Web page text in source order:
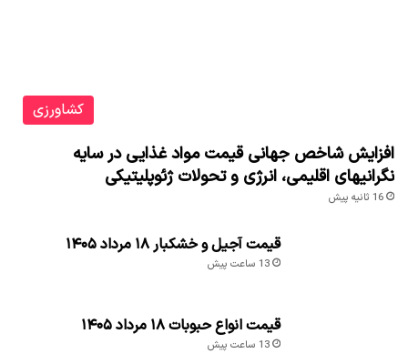
کشاورزی
افزایش شاخص جهانی قیمت مواد غذایی در سایه
نگرانیهای اقلیمی، انرژی و تحولات ژئوپلیتیکی
16 ثانیه پیش
قیمت آجیل و خشکبار ۱۸ مرداد ۱۴۰۵
13 ساعت پیش
قیمت انواع حبوبات ۱۸ مرداد ۱۴۰۵
13 ساعت پیش